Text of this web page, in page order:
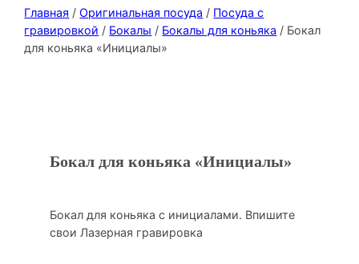
Главная /Оригинальная посуда / Посуда с
гравировкой / Бокалы / Бокалы для коньяка / Бокал
для коньяка «Инициалы»
Бокал для коньяка «Инициалы»
Бокал для коньяка с инициалами. Впишите
свои Лазерная гравировка